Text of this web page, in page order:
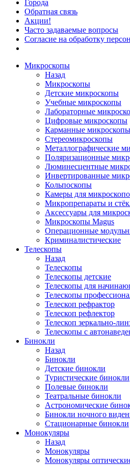
Города
Обратная связь
Акции!
Часто задаваемые вопросы
Согласие на обработку
Микроскопы
Назад
Микроскопы
Детские микроскопы
Учебные микроскопы
Лабораторные
Цифровые микроскопы
Карманные микроскопы
Стереомикроскопы
Металлографические
Поляризационные
Люминесцентные
Инвертированные
Кольпоскопы
Камеры для
Микропрепараты и
Аксессуары для
Микроскопы Magus
Операционные
Криминалистические
Телескопы
Назад
Телескопы
Телескопы детские
Телескопы для
Телескопы
Телескоп рефрактор
Телескоп рефлектор
Телескоп зеркально-
Телескопы с
Бинокли
Назад
Бинокли
Детские бинокли
Туристические бинокли
Полевые бинокли
Театральные бинокли
Астрономические
Бинокли ночного
Стационарные бинокли
Монокуляры
Назад
Монокуляры
Монокуляры